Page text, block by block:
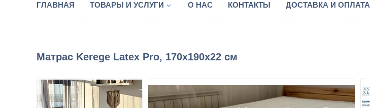
ГЛАВНАЯ ТОВАРЫ И УСЛУГИ О НАС КОНТАКТЫ ДОСТАВКА И ОПЛАТА
Матрас Kerege Latex Pro, 170x190x22 см